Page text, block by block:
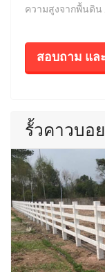
ความสูงจากพื้นดิน
สอบถาม แล
รั้วคาวบอ